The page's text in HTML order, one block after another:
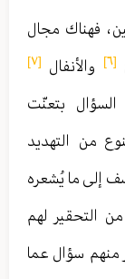
، فهناك مجال
[٦] والأنفال [٧]
بتعنّت
من التهديد
إلى ما يُشعره
التحقير لهم
منهم سؤال عما